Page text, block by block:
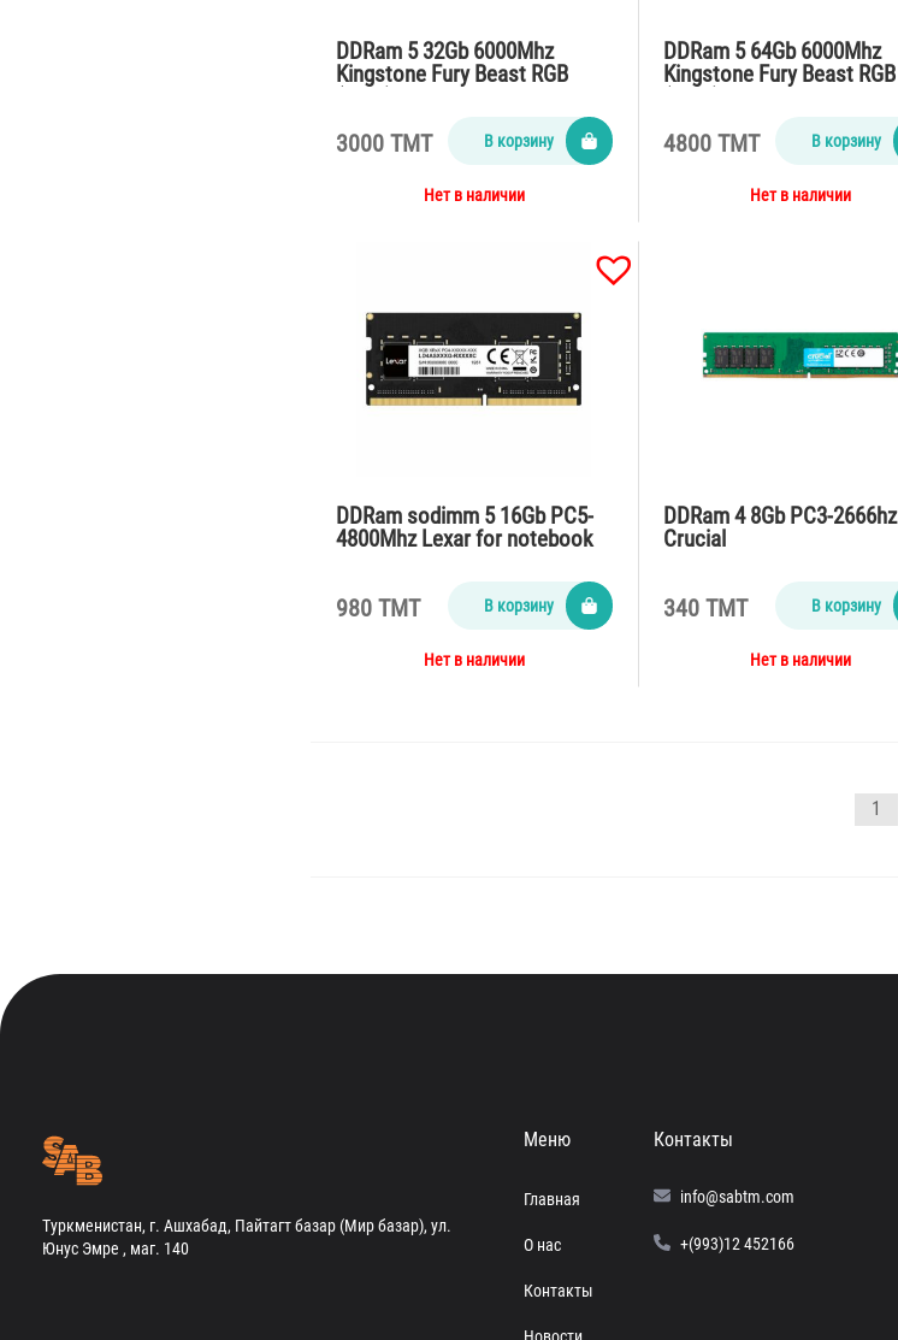
DDRam 5 32Gb 6000Mhz
Kingstone Fury Beast RGB
3000 TMT В корзину
Нет в наличии
DDRam 5 64Gb 6000Mhz
Kingstone Fury Beast RGB
4800 TMT В корзину
Нет в наличии
DDRam sodimm 5 16Gb PC5-
4800Mhz Lexar for notebook
980 TMT В корзину
Нет в наличии
DDRam 4 8Gb PC3-2666hz
Crucial
340 TMT В корзину
Нет в наличии
1
Туркменистан, г. Ашхабад, Пайтагт базар (Мир базар), ул.
Юнус Эмре , маг. 140
Меню
Главная
О нас
Контакты
Новости
Контакты
info@sabtm.com
+(993)12 452166